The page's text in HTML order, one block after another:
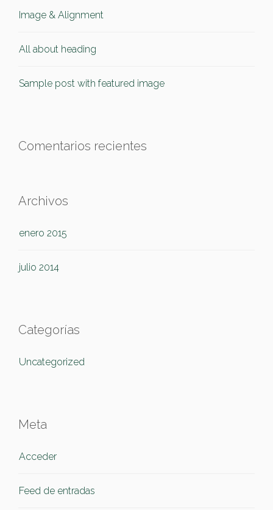
Image & Alignment
All about heading
Sample post with featured image
Comentarios recientes
Archivos
enero 2015
julio 2014
Categorías
Uncategorized
Meta
Acceder
Feed de entradas